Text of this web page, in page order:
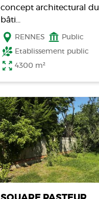
concept architectural du
bâti…
RENNES
Public
Etablissement public
4300 m²